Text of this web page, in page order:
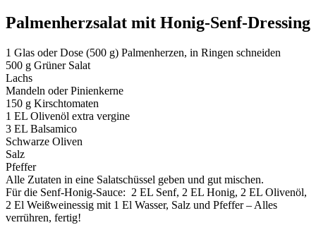
Palmenherzsalat mit Honig-Senf-Dressing
1 Glas oder Dose (500 g) Palmenherzen, in Ringen schneiden
500 g Grüner Salat
Lachs
Mandeln oder Pinienkerne
150 g Kirschtomaten
1 EL Olivenöl extra vergine
3 EL Balsamico
Schwarze Oliven
Salz
Pfeffer
Alle Zutaten in eine Salatschüssel geben und gut mischen.
Für die Senf-Honig-Sauce: 2 EL Senf, 2 EL Honig, 2 EL Olivenöl,
2 El Weißweinessig mit 1 El Wasser, Salz und Pfeffer – Alles
verrühren, fertig!